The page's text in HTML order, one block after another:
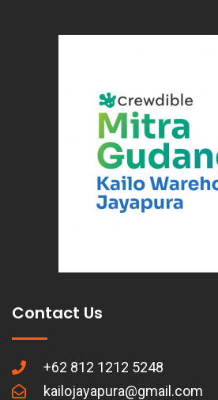
Contact Us
+62 812 1212 5248
kailojayapura@gmail.com